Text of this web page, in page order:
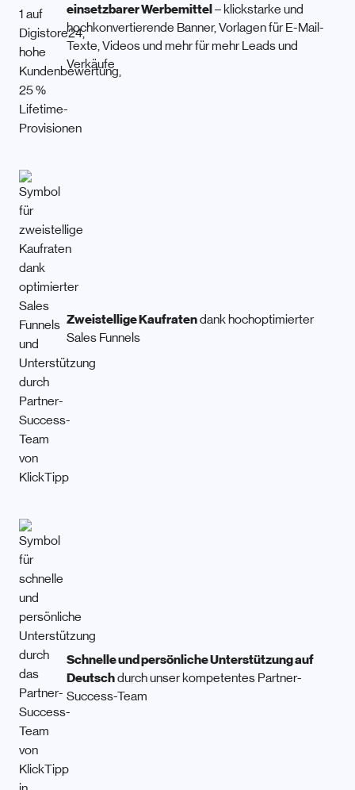
einsetzbarer Werbemittel– klickstarke und
hochkonvertierende Banner, Vorlagen für E-Mail-
Texte, Videos und mehr für mehr Leads und
Verkäufe
Zweistellige Kaufratendank hochoptimierter
Sales Funnels
Schnelle und persönliche Unterstützung auf
Deutschdurch unser kompetentes Partner-
Success-Team